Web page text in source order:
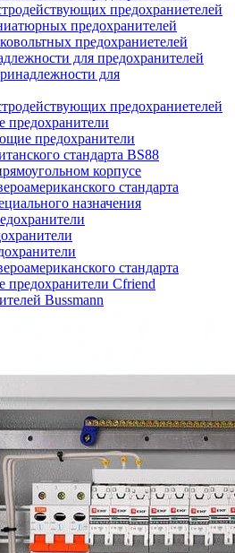
предохраниетелей
предохранителей
предохраниетелей
для предохранителей
для
предохраниетелей
предохранители
предохранители
стандарта BS88
корпусе
стандарта
назначения
стандарта
предохранители Cfriend
Bussmann